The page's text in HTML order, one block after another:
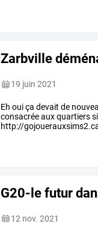
Zarbville
19 juin 2021
Eh oui ça devait de
consacrée aux quartiers
http://
G20-le futur
12 nov. 2021